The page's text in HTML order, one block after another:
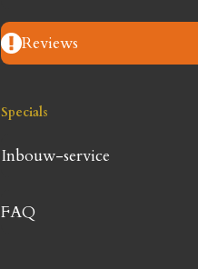
Reviews
Specials
Inbouw-service
FAQ